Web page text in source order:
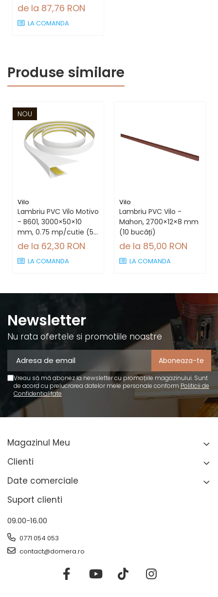
de la 87,76 RON
LA COMANDA
Produse similare
NOU
Vilo
Lambriu PVC Vilo Motivo
- B601, 3000×50×10
mm, 0.75 mp/cutie (5
bucăți)
de la 62,30 RON
LA COMANDA
Vilo
Lambriu PVC Vilo -
Mahon, 2700×12×8 mm
(10 bucăți)
de la 85,00 RON
LA COMANDA
Newsletter
Nu rata ofertele si promotiile noastre
Vreau să mă abonez la newsletter cu promoțiile magazinului. Sunt
de acord cu prelucrarea datelor mele personale conform Politicii de
Confidentialitate
Magazinul Meu
Clienti
Date comerciale
Suport clienti
09.00-16.00
0771 054 053
contact@domera.ro